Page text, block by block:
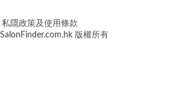
私隱政策及使用條款
版權所有